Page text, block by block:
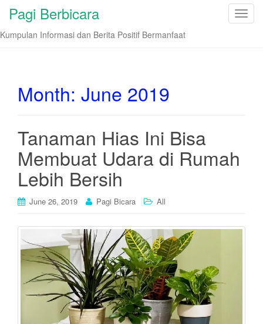
T
Pagi Berbicara
Kumpulan Informasi dan Berita Positif Bermanfaat
Month: June 2019
Tanaman Hias Ini Bisa
Membuat Udara di Rumah
Lebih Bersih
June 26, 2019 Pagi Bicara All